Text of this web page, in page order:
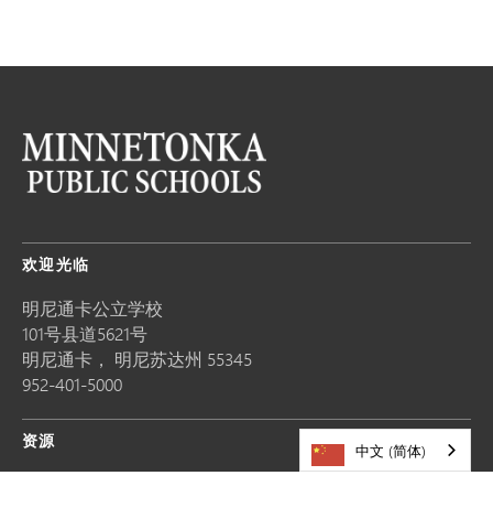
欢迎光临
明尼通卡公立学校
101号县道5621号
明尼通卡， 明尼苏达州 55345
952-401-5000
资源 中文 (简体)